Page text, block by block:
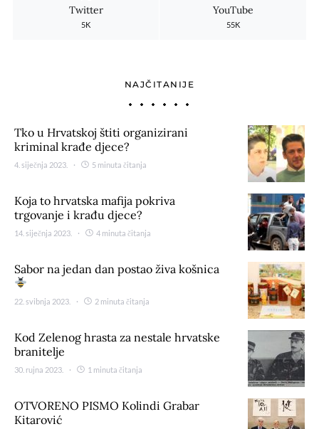
Twitter
5K
YouTube
55K
NAJČITANIJE
Tko u Hrvatskoj štiti organizirani
kriminal krađe djece?
4. siječnja 2023. 5 minuta čitanja
Koja to hrvatska mafija pokriva
trgovanje i krađu djece?
14. siječnja 2023. 4 minuta čitanja
Sabor na jedan dan postao živa košnica
22. svibnja 2023. 2 minuta čitanja
Kod Zelenog hrasta za nestale hrvatske
branitelje
30. rujna 2023. 1 minuta čitanja
OTVORENO PISMO Kolindi Grabar
Kitarović